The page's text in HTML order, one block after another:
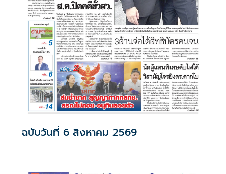
ฉบับวันที่ 6 สิงหาคม 2569